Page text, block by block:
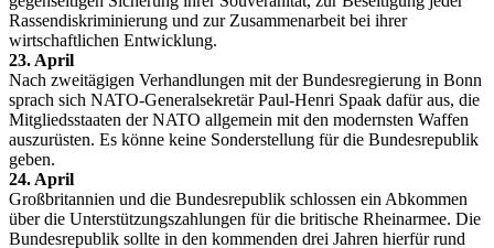
Rassendiskriminierung und zur Zusammenarbeit bei ihrer
wirtschaftlichen Entwicklung.
23. April
Nach zweitägigen Verhandlungen mit der Bundesregierung in Bonn
sprach sich NATO-Generalsekretär Paul-Henri Spaak dafür aus, die
Mitgliedsstaaten der NATO allgemein mit den modernsten Waffen
auszurüsten. Es könne keine Sonderstellung für die Bundesrepublik
geben.
24. April
Großbritannien und die Bundesrepublik schlossen ein Abkommen
über die Unterstützungszahlungen für die britische Rheinarmee. Die
Bundesrepublik sollte in den kommenden drei Jahren hierfür rund